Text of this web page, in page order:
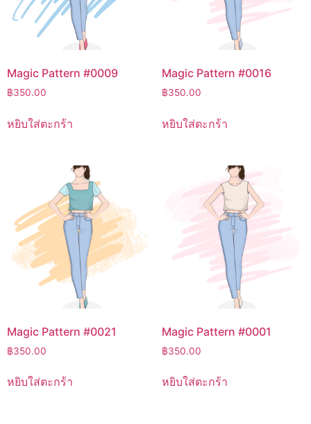
Magic Pattern #0009
฿350.00
หยิบใส่ตะกร้า
Magic Pattern #0016
฿350.00
หยิบใส่ตะกร้า
Magic Pattern #0021
฿350.00
หยิบใส่ตะกร้า
Magic Pattern #0001
฿350.00
หยิบใส่ตะกร้า